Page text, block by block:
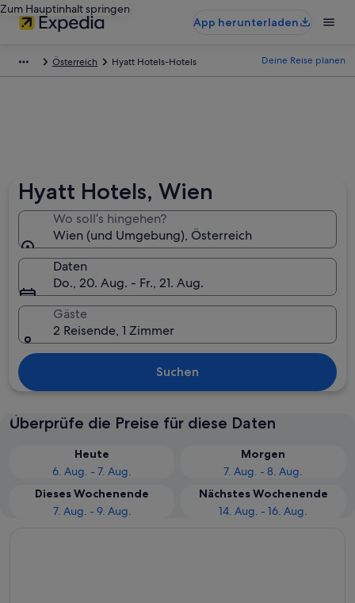
Zum Hauptinhalt springen
App herunterladen
Österreich Hyatt Hotels-Hotels Deine Reise planen
Hyatt Hotels, Wien
Wo soll’s hingehen?
Wien (und Umgebung), Österreich
Daten
Do., 20. Aug. - Fr., 21. Aug.
Gäste
2 Reisende, 1 Zimmer
Suchen
Überprüfe die Preise für diese Daten
Heute
6. Aug. - 7. Aug.
Morgen
7. Aug. - 8. Aug.
Dieses Wochenende
7. Aug. - 9. Aug.
Nächstes Wochenende
14. Aug. - 16. Aug.